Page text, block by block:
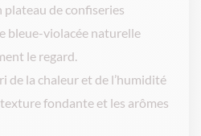
plateau de confiseries
bleue-violacée naturelle
le regard.
de la chaleur et de l’humidité
fondante et les arômes